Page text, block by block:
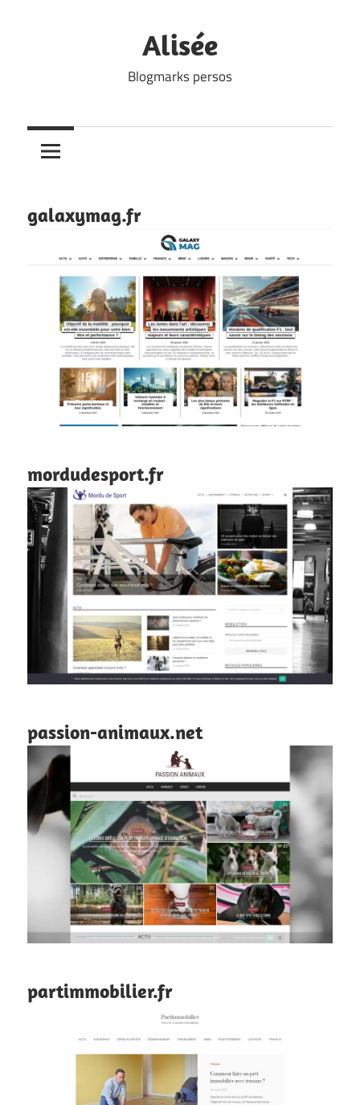
Alisée
Blogmarks persos
galaxymag.fr
mordudesport.fr
passion-animaux.net
partimmobilier.fr